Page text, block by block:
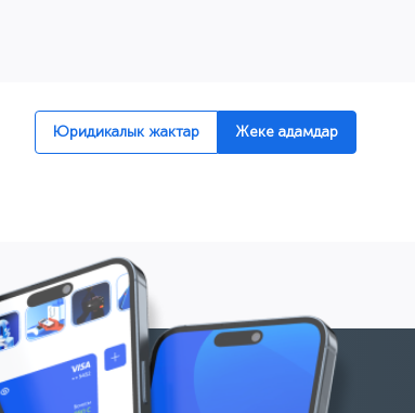
Юридикалык жактар Жеке адамдар